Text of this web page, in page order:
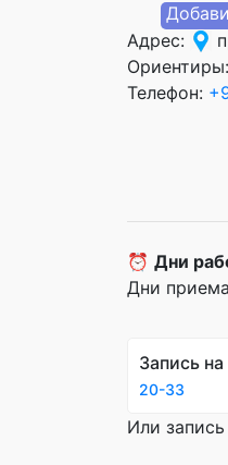
Адрес:
Телефон:
⏰ Дни
Дни
Запись
20-33
Или